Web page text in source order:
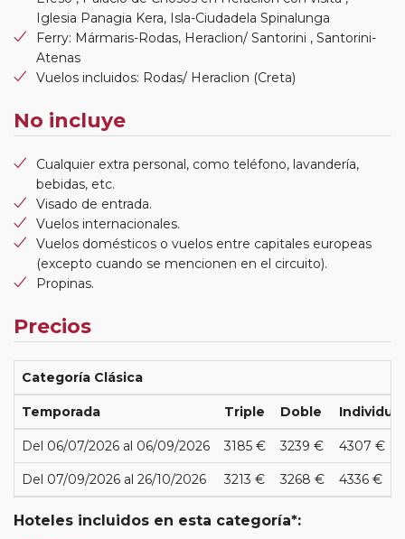
Iglesia Panagia Kera, Isla-Ciudadela Spinalunga
Ferry: Mármaris-Rodas, Heraclion/ Santorini , Santorini-
Atenas
Vuelos incluidos: Rodas/ Heraclion (Creta)
No incluye
Cualquier extra personal, como teléfono, lavandería,
bebidas, etc.
Visado de entrada.
Vuelos internacionales.
Vuelos domésticos o vuelos entre capitales europeas
(excepto cuando se mencionen en el circuito).
Propinas.
Precios
Categoría Clásica
Temporada Triple Doble Individual
Del 06/07/2026 al 06/09/2026 3185 € 3239 € 4307 €
Del 07/09/2026 al 26/10/2026 3213 € 3268 € 4336 €
Hoteles incluidos en esta categoría*: